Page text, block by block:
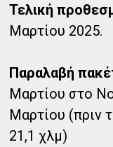
Τελική
Μαρτίου 2025.
Παραλαβή
Μαρτίου στο
Μαρτίου (πριν
21,1 χλμ)